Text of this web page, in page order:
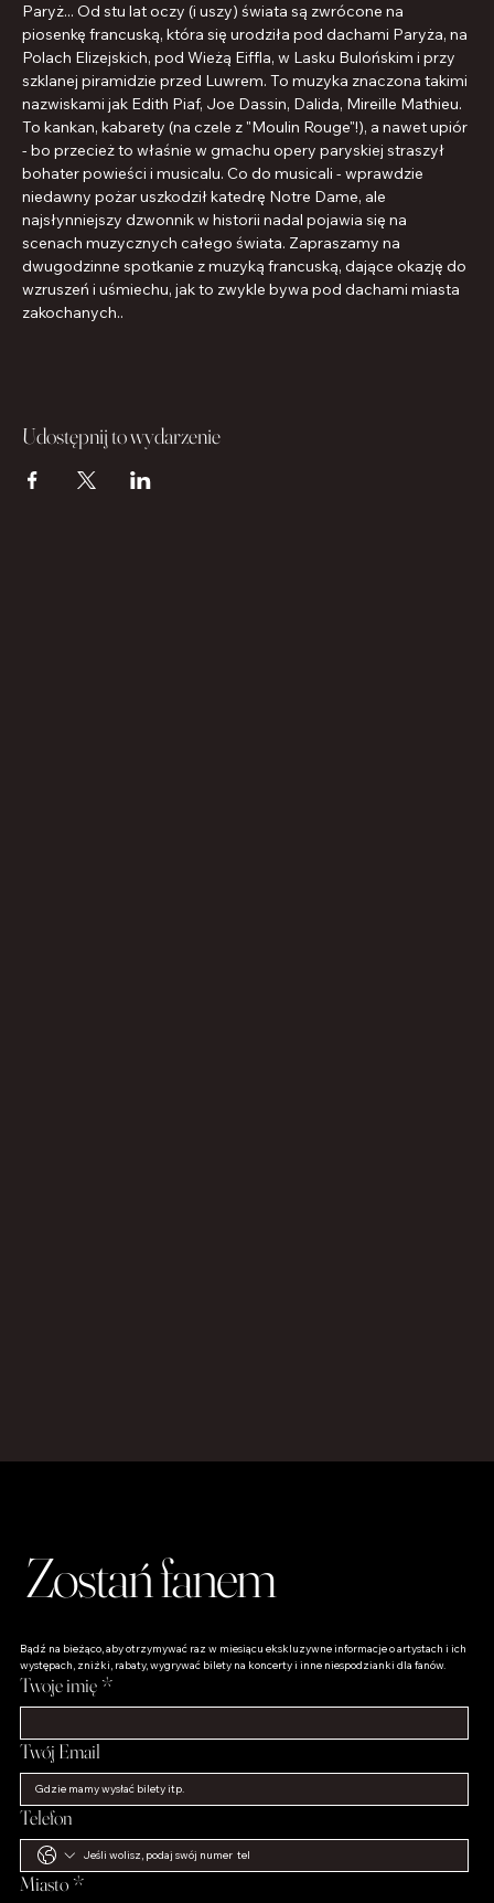
Paryż... Od stu lat oczy (i uszy) świata są zwrócone na
piosenkę francuską, która się urodziła pod dachami Paryża, na
Polach Elizejskich, pod Wieżą Eiffla, w Lasku Bulońskim i przy
szklanej piramidzie przed Luwrem. To muzyka znaczona takimi
nazwiskami jak Edith Piaf, Joe Dassin, Dalida, Mireille Mathieu.
To kankan, kabarety (na czele z "Moulin Rouge"!), a nawet upiór
- bo przecież to właśnie w gmachu opery paryskiej straszył
bohater powieści i musicalu. Co do musicali - wprawdzie
niedawny pożar uszkodził katedrę Notre Dame, ale
najsłynniejszy dzwonnik w historii nadal pojawia się na
scenach muzycznych całego świata. Zapraszamy na
dwugodzinne spotkanie z muzyką francuską, dające okazję do
wzruszeń i uśmiechu, jak to zwykle bywa pod dachami miasta
zakochanych..
Udostępnij to wydarzenie
Zostań fanem
Bądź na bieżąco, aby otrzymywać raz w miesiącu ekskluzywne informacje o artystach i ich
występach, zniżki, rabaty, wygrywać bilety na koncerty i inne niespodzianki dla fanów.
Twoje imię *
Twój Email
Telefon
Miasto *